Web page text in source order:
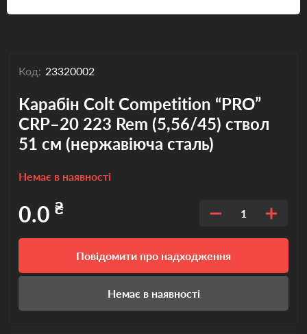
Код: 23320002
Карабін Colt Competition “PRO”
CRP–20 223 Rem (5,56/45) ствол
51 см (нержавіюча сталь)
Немає в наявності
0.0 ₴ 1
Повідомити про надходження
Немає в наявності